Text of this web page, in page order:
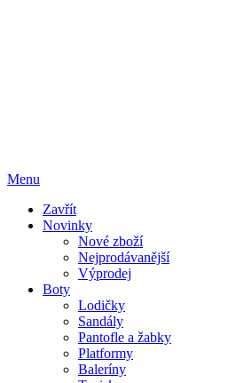
Menu
Zavřít
Novinky
Nové zboží
Nejprodávanější
Výprodej
Boty
Lodičky
Sandály
Pantofle a žabky
Platformy
Baleríny